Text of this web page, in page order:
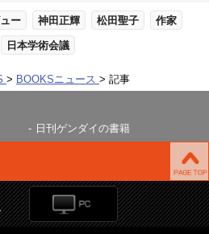
ー 神田正輝 松田聖子 作家
日本学術会議
BOOKSニュース 記事
日刊ゲンダイの書籍